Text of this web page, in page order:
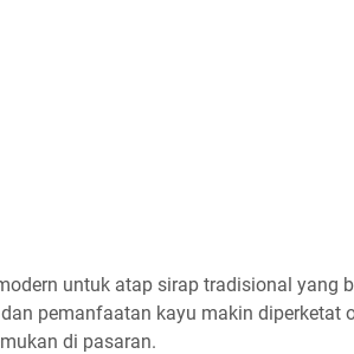
untuk atap sirap tradisional yang
pemanfaatan kayu makin diperketat
di pasaran.